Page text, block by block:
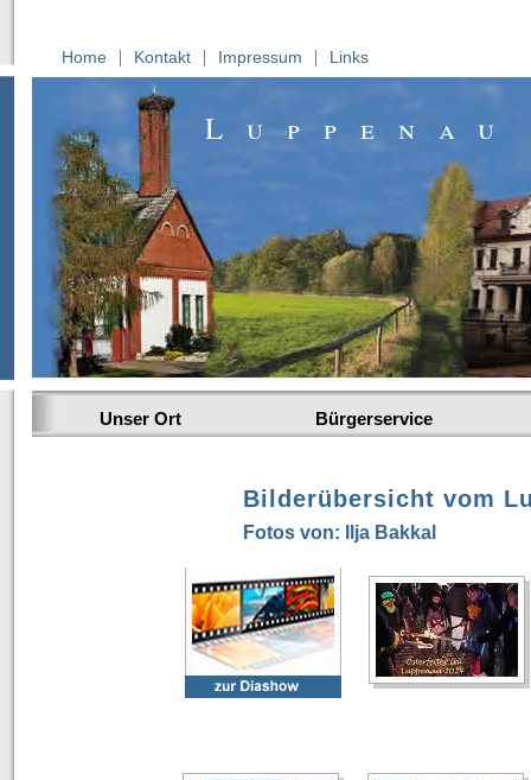
Home | Kontakt | Impressum | Links
Luppenau
Unser Ort Bürgerservice
Bilderübersicht vom
Fotos von: Ilja